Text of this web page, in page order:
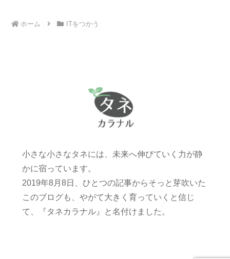
ホーム ITをつかう
小さな小さなタネには、未来へ伸びていく力が静
かに宿っています。
2019年8月8日、ひとつの記事からそっと芽吹いた
このブログも、やがて大きく育っていくと信じ
て、『タネカラナル』と名付けました。